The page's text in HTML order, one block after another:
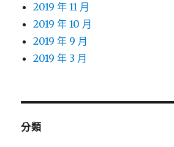
2019 年 11 月
2019 年 10 月
2019 年 9 月
2019 年 3 月
分類